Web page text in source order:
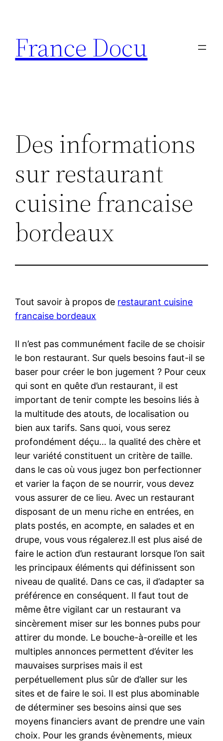
contenu
France Docu
Des informations
sur restaurant
cuisine francaise
bordeaux
Tout savoir à propos de restaurant cuisine
francaise bordeaux
Il n’est pas communément facile de se choisir
le bon restaurant. Sur quels besoins faut-il se
baser pour créer le bon jugement ? Pour ceux
qui sont en quête d’un restaurant, il est
important de tenir compte les besoins liés à
la multitude des atouts, de localisation ou
bien aux tarifs. Sans quoi, vous serez
profondément déçu… la qualité des chère et
leur variété constituent un critère de taille.
dans le cas où vous jugez bon perfectionner
et varier la façon de se nourrir, vous devez
vous assurer de ce lieu. Avec un restaurant
disposant de un menu riche en entrées, en
plats postés, en acompte, en salades et en
drupe, vous vous régalerez.Il est plus aisé de
faire le action d’un restaurant lorsque l’on sait
les principaux éléments qui définissent son
niveau de qualité. Dans ce cas, il d’adapter sa
préférence en conséquent. Il faut tout de
même être vigilant car un restaurant va
sincèrement miser sur les bonnes pubs pour
attirer du monde. Le bouche-à-oreille et les
multiples annonces permettent d’éviter les
mauvaises surprises mais il est
perpétuellement plus sûr de d’aller sur les
sites et de faire le soi. Il est plus abominable
de déterminer ses besoins ainsi que ses
moyens financiers avant de prendre une vain
choix. Pour les grands évènements, mieux